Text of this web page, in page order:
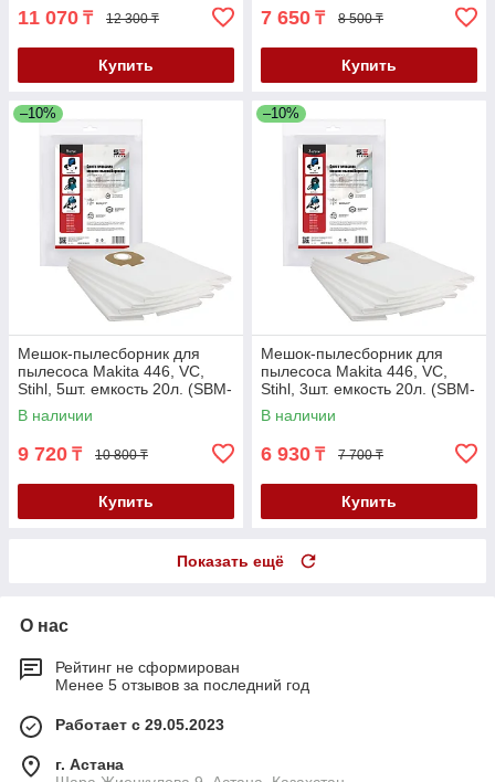
11 070 ₸ 12 300 ₸
Купить
7 650 ₸ 8 500 ₸
Купить
–10%
Мешок-пылесборник для
пылесоса Makita 446, VC,
Stihl, 5шт. емкость 20л. (SBM-
4403/5)
В наличии
9 720 ₸ 10 800 ₸
Купить
–10%
Мешок-пылесборник для
пылесоса Makita 446, VC,
Stihl, 3шт. емкость 20л. (SBM-
4403/3)
В наличии
6 930 ₸ 7 700 ₸
Купить
Показать ещё
О нас
Рейтинг не сформирован
Менее 5 отзывов за последний год
Работает с 29.05.2023
г. Астана